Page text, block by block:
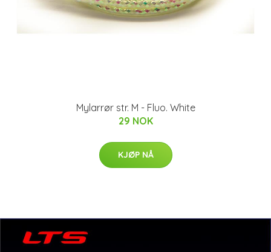
Mylarrør str. M - Fluo. White
29 NOK
KJØP NÅ